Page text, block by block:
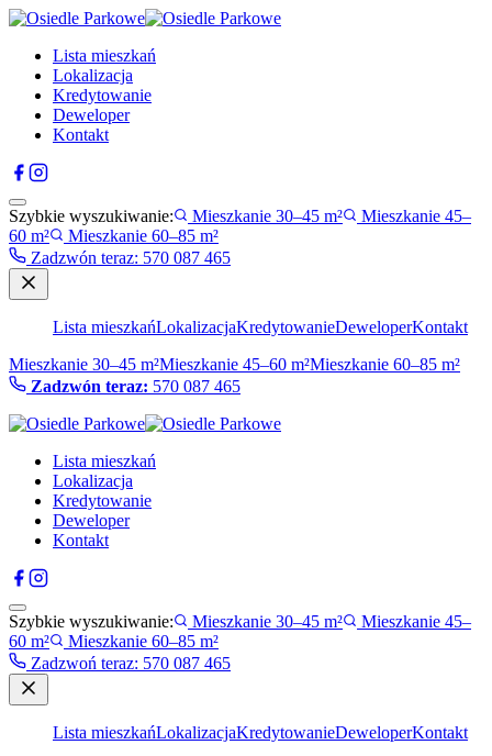
Lista mieszkań
Lokalizacja
Kredytowanie
Deweloper
Kontakt
Szybkie wyszukiwanie: Mieszkanie 30–45 m²
Mieszkanie 45–
60 m²
Mieszkanie 60–85 m²
Zadzwón teraz: 570 087 465
Lista mieszkańLokalizacjaKredytowanieDeweloperKontakt
Mieszkanie 30–45 m²Mieszkanie 45–60 m²Mieszkanie 60–85 m²
Zadzwón teraz: 570 087 465
Lista mieszkań
Lokalizacja
Kredytowanie
Deweloper
Kontakt
Szybkie wyszukiwanie: Mieszkanie 30–45 m²
Mieszkanie 45–
60 m²
Mieszkanie 60–85 m²
Zadzwoń teraz: 570 087 465
Lista mieszkańLokalizacjaKredytowanieDeweloperKontakt